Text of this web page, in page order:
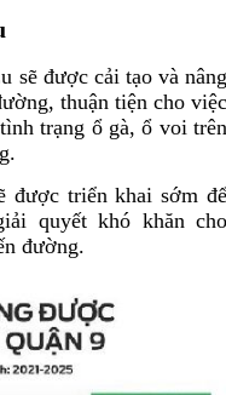
sẽ được cải tạo và
thuận tiện cho
trạng ổ gà, ổ voi
được triển khai sớm
quyết khó khăn
đường.